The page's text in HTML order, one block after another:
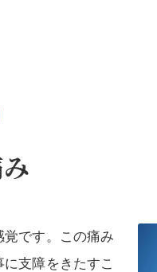
です。この痛み
支障をきたすこ